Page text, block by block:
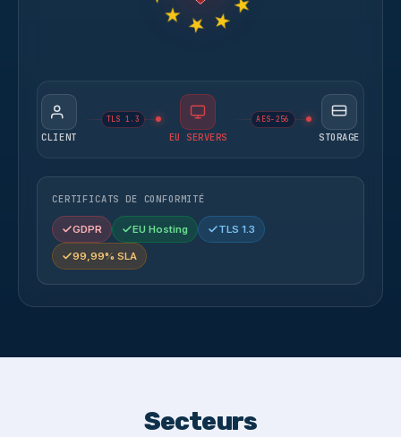
CLIENT
TLS 1.3
EU SERVERS
AES-256
STORAGE
CERTIFICATS DE CONFORMITÉ
GDPR EU Hosting TLS 1.3
99,99% SLA
Secteurs